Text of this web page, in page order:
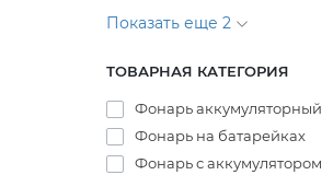
Показать еще 2
ТОВАРНАЯ КАТЕГОРИЯ
Фонарь аккумуляторный
Фонарь на батарейках
Фонарь с аккумулятором